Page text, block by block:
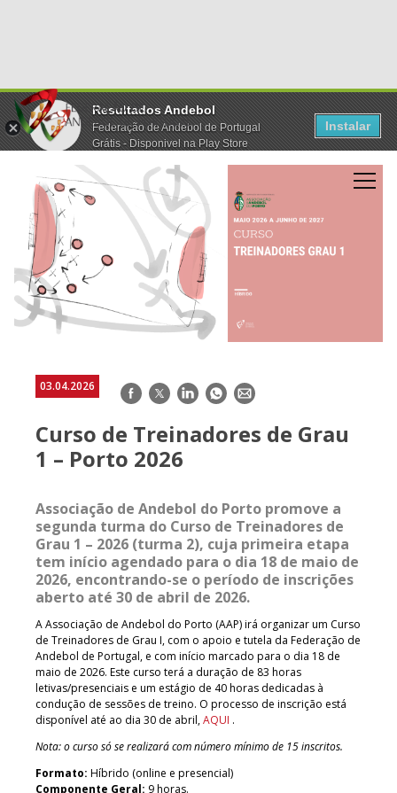
Resultados Andebol
Federação de Andebol de Portugal
Grátis - Disponivel na Play Store
Instalar
03.04.2026 Facebook
TwitterLinkedInWhatsApp
E-
Curso de Treinadores de Grau
1 – Porto 2026
Associação de Andebol do Porto promove a
segunda turma do Curso de Treinadores de
Grau 1 – 2026 (turma 2), cuja primeira etapa
tem início agendado para o dia 18 de maio de
2026, encontrando-se o período de inscrições
aberto até 30 de abril de 2026.
A Associação de Andebol do Porto (AAP) irá organizar um Curso
de Treinadores de Grau I, com o apoio e tutela da Federação de
Andebol de Portugal, e com início marcado para o dia 18 de
maio de 2026. Este curso terá a duração de 83 horas
letivas/presenciais e um estágio de 40 horas dedicadas à
condução de sessões de treino. O processo de inscrição está
disponível até ao dia 30 de abril,AQUI .
Nota: o curso só se realizará com número mínimo de 15 inscritos.
Formato: Híbrido (online e presencial)
Componente Geral: 9 horas.